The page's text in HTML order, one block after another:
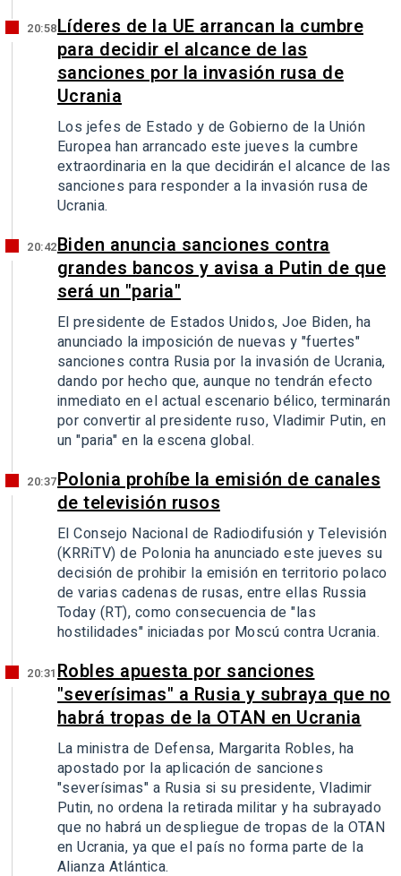
20:58Líderes de la UE arrancan la cumbre
para decidir el alcance de las
sanciones por la invasión rusa de
Ucrania
Los jefes de Estado y de Gobierno de la Unión
Europea han arrancado este jueves la cumbre
extraordinaria en la que decidirán el alcance de las
sanciones para responder a la invasión rusa de
Ucrania.
20:42Biden anuncia sanciones contra
grandes bancos y avisa a Putin de que
será un "paria"
El presidente de Estados Unidos, Joe Biden, ha
anunciado la imposición de nuevas y "fuertes"
sanciones contra Rusia por la invasión de Ucrania,
dando por hecho que, aunque no tendrán efecto
inmediato en el actual escenario bélico, terminarán
por convertir al presidente ruso, Vladimir Putin, en
un "paria" en la escena global.
20:37Polonia prohíbe la emisión de canales
de televisión rusos
El Consejo Nacional de Radiodifusión y Televisión
(KRRiTV) de Polonia ha anunciado este jueves su
decisión de prohibir la emisión en territorio polaco
de varias cadenas de rusas, entre ellas Russia
Today (RT), como consecuencia de "las
hostilidades" iniciadas por Moscú contra Ucrania.
20:31Robles apuesta por sanciones
"severísimas" a Rusia y subraya que no
habrá tropas de la OTAN en Ucrania
La ministra de Defensa, Margarita Robles, ha
apostado por la aplicación de sanciones
"severísimas" a Rusia si su presidente, Vladimir
Putin, no ordena la retirada militar y ha subrayado
que no habrá un despliegue de tropas de la OTAN
en Ucrania, ya que el país no forma parte de la
Alianza Atlántica.